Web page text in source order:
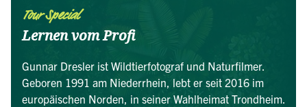
Tour Special
Lernen vom Profi
Gunnar Dresler ist Wildtierfotograf und Naturfilmer.
Geboren 1991 am Niederrhein, lebt er seit 2016 im
europäischen Norden, in seiner Wahlheimat Trondheim.